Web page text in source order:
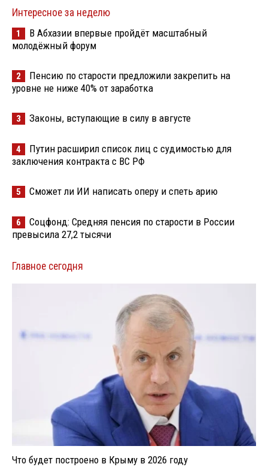
Интересное за неделю
1
В Абхазии впервые пройдёт масштабный
молодёжный форум
2
Пенсию по старости предложили закрепить на
уровне не ниже 40% от заработка
3 Законы, вступающие в силу в августе
4
Путин расширил список лиц с судимостью для
заключения контракта с ВС РФ
5 Сможет ли ИИ написать оперу и спеть арию
6
Соцфонд: Средняя пенсия по старости в России
превысила 27,2 тысячи
Главное сегодня
Что будет построено в Крыму в 2026 году